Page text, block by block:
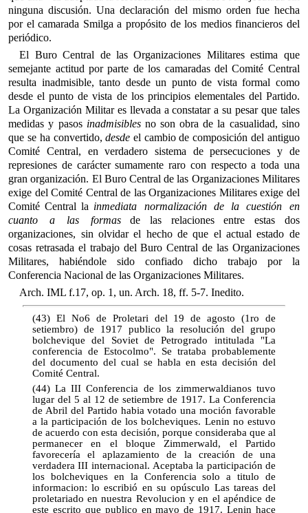
ninguna discusión. Una declaración del mismo orden fue hecha
por el camarada Smilga a propósito de los medios financieros del
periódico.
El Buro Central de las Organizaciones Militares estima que
semejante actitud por parte de los camaradas del Comité Central
resulta inadmisible, tanto desde un punto de vista formal como
desde el punto de vista de los principios elementales del Partido.
La Organización Militar es llevada a constatar a su pesar que tales
medidas y pasos inadmisiblesno son obra de la casualidad, sino
que se ha convertido,desde el cambio de composición del antiguo
Comité Central, en verdadero sistema de persecuciones y de
represiones de carácter sumamente raro con respecto a toda una
gran organización. El Buro Central de las Organizaciones Militares
exige del Comité Central de las Organizaciones Militares exige del
Comité Central la inmediata normalización de la cuestión en
cuanto a las formasde las relaciones entre estas dos
organizaciones, sin olvidar el hecho de que el actual estado de
cosas retrasada el trabajo del Buro Central de las Organizaciones
Militares, habiéndole sido confiado dicho trabajo por la
Conferencia Nacional de las Organizaciones Militares.
Arch. IML f.17, op. 1, un. Arch. 18, ff. 5-7. Inedito.
(43) El No6 de Proletari del 19 de agosto (1ro de
setiembro) de 1917 publico la resolución del grupo
bolchevique del Soviet de Petrogrado intitulada "La
conferencia de Estocolmo". Se trataba probablemente
del documento del cual se habla en esta decisión del
Comité Central.
(44) La III Conferencia de los zimmerwaldianos tuvo
lugar del 5 al 12 de setiembre de 1917. La Conferencia
de Abril del Partido habia votado una moción favorable
a la participación de los bolcheviques. Lenin no estuvo
de acuerdo con esta decisión, porque consideraba que al
permanecer en el bloque Zimmerwald, el Partido
favorecería el aplazamiento de la creación de una
verdadera III internacional. Aceptaba la participación de
los bolcheviques en la Conferencia solo a titulo de
informacion: lo escribió en su opúsculo Las tareas del
proletariado en nuestra Revolucion y en el apéndice de
este escrito que publico en mayo de 1917. Lenin hace